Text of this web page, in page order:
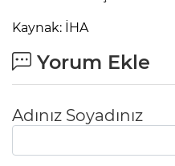
Kaynak: İHA
Yorum Ekle
Adınız Soyadınız